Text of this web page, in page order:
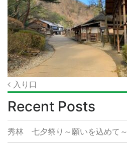
Post
navigation
入り口
Recent Posts
秀林 七夕祭り～願いを込めて～